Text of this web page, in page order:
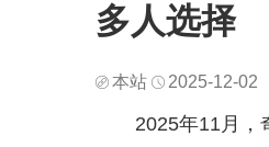
多人选择
本站 2025-12-02
2025年11月